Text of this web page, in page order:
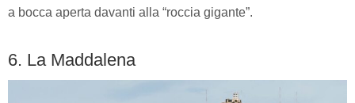
a bocca aperta davanti alla “roccia gigante”.
6. La Maddalena